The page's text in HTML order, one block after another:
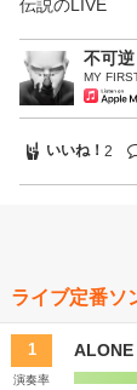
伝説のLIVE
不可
MY
いいね！ 2
ライブ定番ソ
1 ALONE
演奏率